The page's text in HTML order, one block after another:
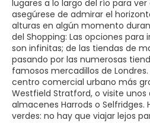
lugares a lo largo del río para
asegúrese de admirar el
alturas en algún momento
del Shopping: Las opciones para
son infinitas; de las tiendas de
pasando por las numerosas
famosos mercadillos de
centro comercial urbano más
Westfield Stratford, o visite unos
almacenes Harrods o Selfridges.
verdes: no hay que viajar lejos